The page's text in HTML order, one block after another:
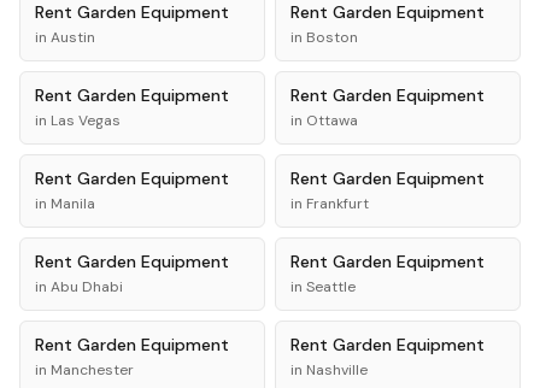
Rent Garden Equipment
in Austin
Rent Garden Equipment
in Boston
Rent Garden Equipment
in Las Vegas
Rent Garden Equipment
in Ottawa
Rent Garden Equipment
in Manila
Rent Garden Equipment
in Frankfurt
Rent Garden Equipment
in Abu Dhabi
Rent Garden Equipment
in Seattle
Rent Garden Equipment
in Manchester
Rent Garden Equipment
in Nashville